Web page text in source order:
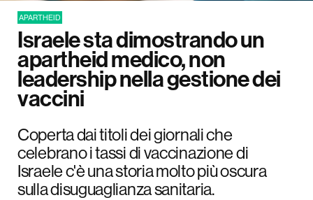
APARTHEID
Israele sta dimostrando un
apartheid medico, non
leadership nella gestione dei
vaccini
Coperta dai titoli dei giornali che
celebrano i tassi di vaccinazione di
Israele c'è una storia molto più oscura
sulla disuguaglianza sanitaria.